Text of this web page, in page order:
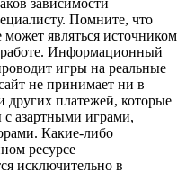
Помните, что
может являться источником
работе. Информационный
игры на реальные
не принимает ни в
других платежей, которые
с азартными играми,
Какие-либо
ресурсе
исключительно в